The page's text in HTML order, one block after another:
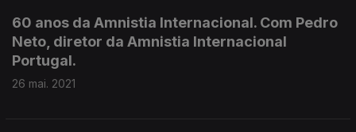
60 anos da Amnistia Internacional. Com Pedro
Neto, diretor da Amnistia Internacional
Portugal.
26 mai. 2021